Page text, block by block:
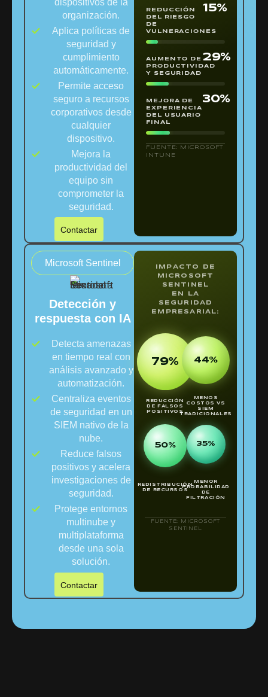
dispositivos de la
organización.
Aplica políticas de
seguridad y
cumplimiento
automáticamente.
Permite acceso
seguro a recursos
corporativos desde
cualquier
dispositivo.
Mejora la
productividad del
equipo sin
comprometer la
seguridad.
Contactar
REDUCCIÓN
DEL RIESGO
DE
VULNERACIONES
15%
AUMENTO DE
PRODUCTIVIDAD
Y SEGURIDAD
29%
MEJORA DE
EXPERIENCIA
DEL USUARIO
FINAL
30%
FUENTE: MICROSOFT
INTUNE
Microsoft Sentinel
Detección y
respuesta con IA
Detecta amenazas
en tiempo real con
análisis avanzado y
automatización.
Centraliza eventos
de seguridad en un
SIEM nativo de la
nube.
Reduce falsos
positivos y acelera
investigaciones de
seguridad.
Protege entornos
multinube y
multiplataforma
desde una sola
solución.
Contactar
IMPACTO DE
MICROSOFT
SENTINEL
EN LA
SEGURIDAD
EMPRESARIAL:
79%
REDUCCIÓN
DE FALSOS
POSITIVOS
44%
MENOS
COSTOS VS
SIEM
TRADICIONALES
50%
REDISTRIBUCIÓN
DE RECURSOS
35%
MENOR
PROBABILIDAD
DE
FILTRACIÓN
FUENTE: MICROSOFT
SENTINEL